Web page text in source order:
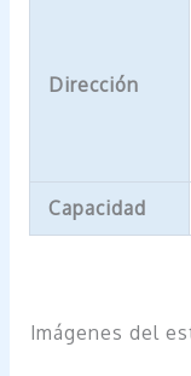
Dirección
Capacidad
Imágenes del